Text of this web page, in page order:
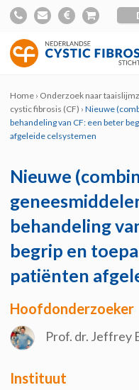
Home › Onderzoek naar
cystic fibrosis (CF) ›Nieuwe
behandeling van CF: een beter
afgeleide celsystemen
Nieuwe
behandeling
begrip en
patiënten
Hoofdonderzoeker
Prof. dr. Jeffrey
Instituut